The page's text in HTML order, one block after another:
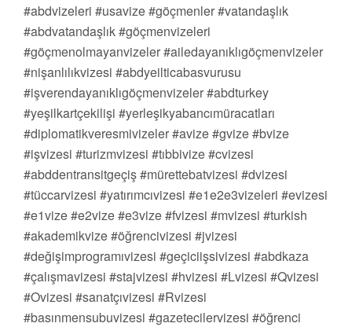
#abdvizeleri #usavize #göçmenler #vatandaşlık
#abdvatandaşlık #göçmenvizeleri
#göçmenolmayanvizeler #ailedayanıklıgöçmenvizeler
#nişanlılıkvizesi #abdyeilticabasvurusu
#işverendayanıklıgöçmenvizeler #abdturkey
#yeşilkartçekilişi #yerleşikyabancımüracatları
#diplomatikveresmivizeler #avize #gvize #bvize
#işvizesi #turizmvizesi #tıbbivize #cvizesi
#abddentransitgeçiş #mürettebatvizesi #dvizesi
#tüccarvizesi #yatırımcıvizesi #e1e2e3vizeleri #evizesi
#e1vize #e2vize #e3vize #fvizesi #mvizesi #turkish
#akademikvize #öğrencivizesi #jvizesi
#değişimprogramıvizesi #geçiciişsivizesi #abdkaza
#çalışmavizesi #stajvizesi #hvizesi #Lvizesi #Qvizesi
#Ovizesi #sanatçıvizesi #Rvizesi
#basınmensubuvizesi #gazetecilervizesi #öğrenci